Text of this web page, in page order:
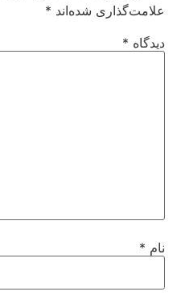
علامت‌گذاری شده‌اند *
دیدگاه *
نام *